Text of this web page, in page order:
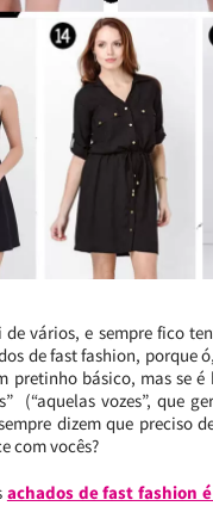
vários, e sempre fico
de fast fashion, porque
pretinho básico, mas se é
(“aquelas vozes”, que
dizem que preciso
com vocês?
achados de fast fashion